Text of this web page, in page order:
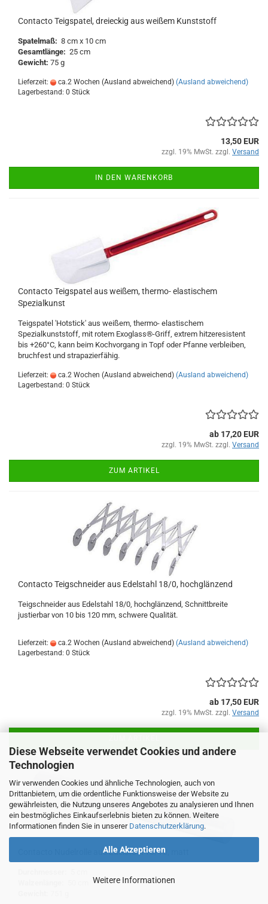
Diese Webseite verwendet Cookies und andere
Technologien
Wir verwenden Cookies und ähnliche Technologien, auch von
Drittanbietern, um die ordentliche Funktionsweise der Website zu
gewährleisten, die Nutzung unseres Angebotes zu analysieren und Ihnen
ein bestmögliches Einkaufserlebnis bieten zu können. Weitere
Informationen finden Sie in unserer Datenschutzerklärung.
Alle Akzeptieren
Weitere Informationen
Contacto Teigspatel, dreieckig aus weißem Kunststoff
Spatelmaß: 8 cm x 10 cm
Gesamtlänge: 25 cm
Gewicht: 75 g
Lieferzeit: ca.2 Wochen (Ausland abweichend) (Ausland abweichend)
Lagerbestand: 0 Stück
13,50 EUR
zzgl. 19% MwSt. zzgl. Versand
IN DEN WARENKORB
Contacto Teigspatel aus weißem, thermo- elastischem
Spezialkunst
Teigspatel 'Hotstick' aus weißem, thermo- elastischem
Spezialkunststoff, mit rotem Exoglass®-Griff, extrem hitzeresistent
bis +260°C, kann beim Kochvorgang in Topf oder Pfanne verbleiben,
bruchfest und strapazierfähig.
Lieferzeit: ca.2 Wochen (Ausland abweichend) (Ausland abweichend)
Lagerbestand: 0 Stück
ab 17,20 EUR
zzgl. 19% MwSt. zzgl. Versand
ZUM ARTIKEL
Contacto Teigschneider aus Edelstahl 18/0, hochglänzend
Teigschneider aus Edelstahl 18/0, hochglänzend, Schnittbreite
justierbar von 10 bis 120 mm, schwere Qualität.
Lieferzeit: ca.2 Wochen (Ausland abweichend) (Ausland abweichend)
Lagerbestand: 0 Stück
ab 17,50 EUR
zzgl. 19% MwSt. zzgl. Versand
Contacto Nudelrolle aus Edelstahl 18/10, matt